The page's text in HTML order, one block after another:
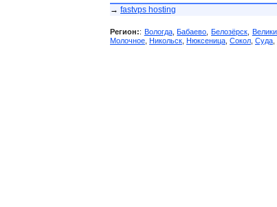
→ fastvps hosting
Регион:: Вологда,Бабаево ,Белозёрск
Молочное Никольск Нюксеница Сокол Суда